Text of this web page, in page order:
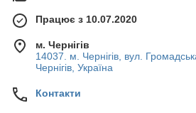
Працює з 10.07.2020
м. Чернігів
14037. м. Чернігів, вул.
Чернігів, Україна
Контакти